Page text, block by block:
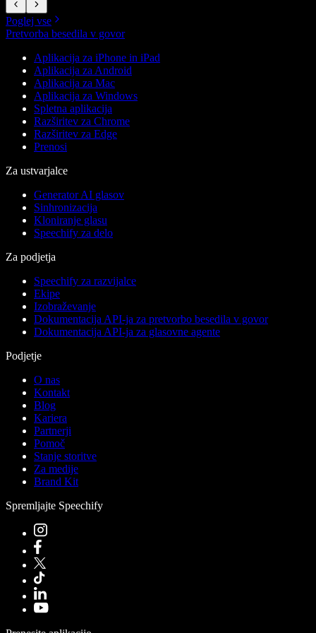
Poglej vse
Pretvorba besedila v govor
Aplikacija za iPhone in iPad
Aplikacija za Android
Aplikacija za Mac
Aplikacija za Windows
Spletna aplikacija
Razširitev za Chrome
Razširitev za Edge
Prenosi
Za ustvarjalce
Generator AI glasov
Sinhronizacija
Kloniranje glasu
Speechify za delo
Za podjetja
Speechify za razvijalce
Ekipe
Izobraževanje
Dokumentacija API-ja za pretvorbo besedila v govor
Dokumentacija API-ja za glasovne agente
Podjetje
O nas
Kontakt
Blog
Kariera
Partnerji
Pomoč
Stanje storitve
Za medije
Brand Kit
Spremljajte Speechify